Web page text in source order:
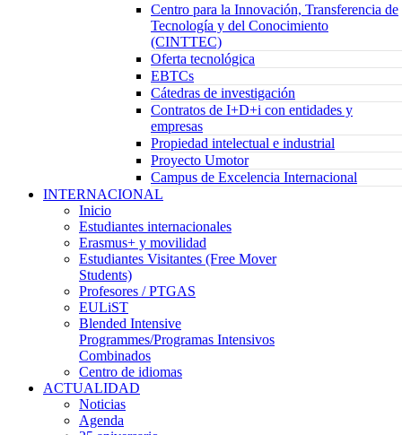
Centro para la Innovación, Transferencia de
Tecnología y del Conocimiento
(CINTTEC)
Oferta tecnológica
EBTCs
Cátedras de investigación
Contratos de I+D+i con entidades y
empresas
Propiedad intelectual e industrial
Proyecto Umotor
Campus de Excelencia Internacional
INTERNACIONAL
Inicio
Estudiantes internacionales
Erasmus+ y movilidad
Estudiantes Visitantes (Free Mover
Students)
Profesores / PTGAS
EULiST
Blended Intensive
Programmes/Programas Intensivos
Combinados
Centro de idiomas
ACTUALIDAD
Noticias
Agenda